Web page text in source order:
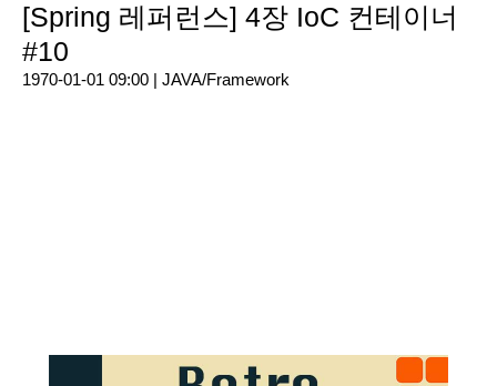
[Spring 레퍼런스] 4장 IoC 컨테이너
#10
1970-01-01 09:00 | JAVA/Framework